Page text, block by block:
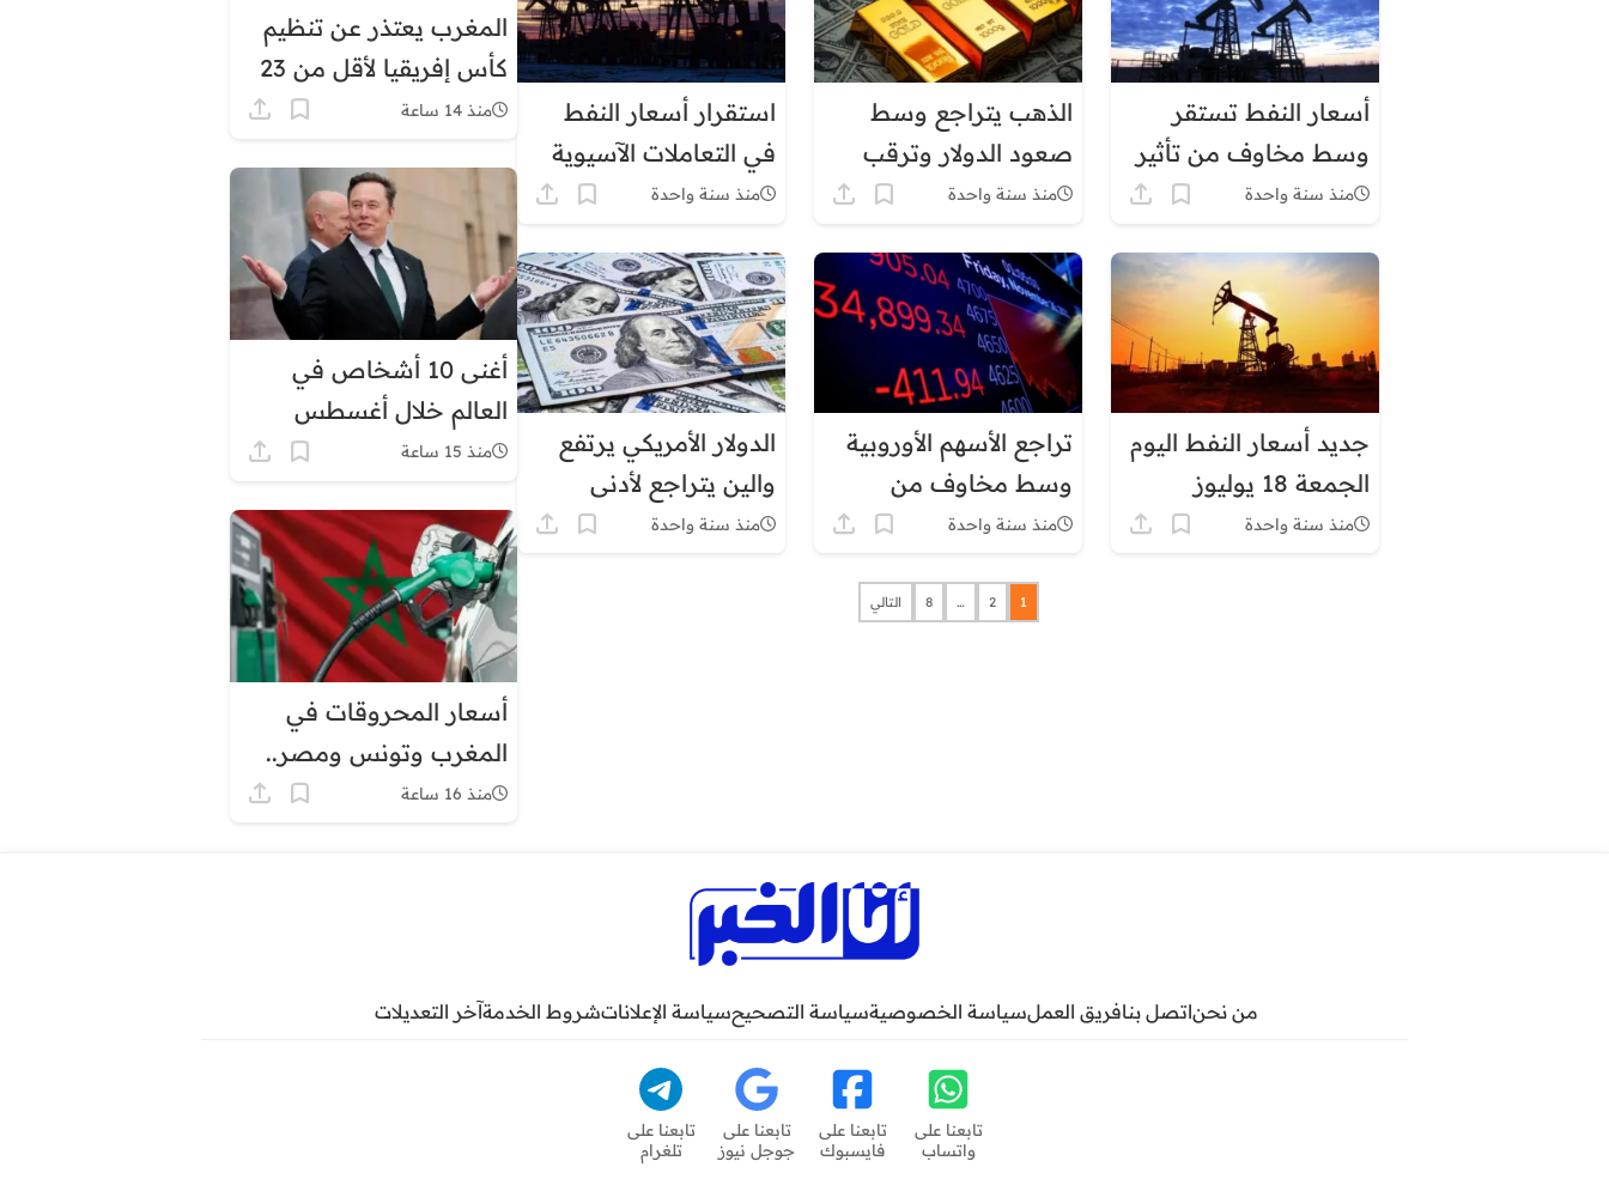
أسعار النفط تستقر
وسط مخاوف من تأثير
الرسوم الجمركية
منذ سنة واحدة
الذهب يتراجع وسط
صعود الدولار وترقب
الفيدرالي – الثلاثاء 29
منذ سنة واحدة
استقرار أسعار النفط
في التعاملات الآسيوية
منذ سنة واحدة
جديد أسعار النفط اليوم
الجمعة 18 يوليوز
منذ سنة واحدة
تراجع الأسهم الأوروبية
وسط مخاوف من
التضخم وتأثير الرسوم
منذ سنة واحدة
الدولار الأمريكي يرتفع
والين يتراجع لأدنى
مستوى في 4 أشهر
منذ سنة واحدة
1
2
…
8 التالي
المغرب يعتذر عن تنظيم
كأس إفريقيا لأقل من 23
سنة
منذ 14 ساعة
أغنى 10 أشخاص في
العالم خلال أغسطس
2026.. إيلون ماسك في
منذ 15 ساعة
أسعار المحروقات في
المغرب وتونس ومصر..
لماذا يبدو الفارق كبيرًا؟
منذ 16 ساعة
من نحناتصل بنافريق العملسياسة الخصوصيةسياسة التصحيحسياسة الإعلاناتشروط الخدمةآخر التعديلات
تابعنا على
واتساب
تابعنا على
فايسبوك
تابعنا على
جوجل نيوز
تابعنا على
تلغرام